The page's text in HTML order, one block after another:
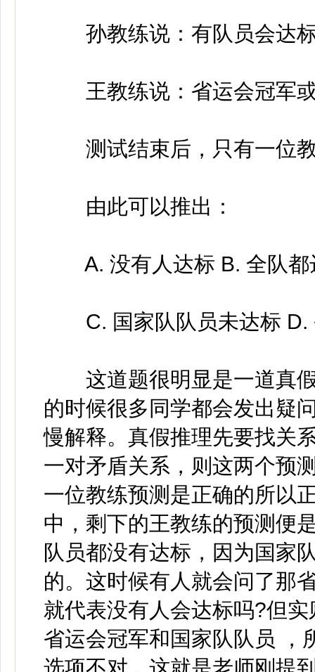
孙教练说：有队员会达
王教练说：省运会冠军或
测试结束后，只有一位教
由此可以推出：
A. 没有人达标 B. 全队都
C. 国家队队员未达标 D.
这道题很明显是一道真假
的时候很多同学都会发出疑
慢解释。真假推理先要找关
一对矛盾关系，则这两个预
一位教练预测是正确的所以
中，剩下的王教练的预测便
队员都没有达标，因为国家
的。这时候有人就会问了那
就代表没有人会达标吗?但
省运会冠军和国家队队员 ，